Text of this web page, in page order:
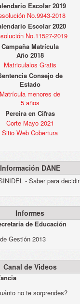
Escolar 2019
No.9943-2018
Escolar 2020
No.11527-2019
Campaña Matrícula
Año 2018
Matriculalos Gratis
Consejo de
Estado
Matrícula menores de
5 años
Pereira en Cifras
Corte Mayo 2021
Sitio Web Cobertura
Información DANE
- Saber para decidir
Informes
de Educación
Gestión 2013
Canal de Videos
no te sorprendes?